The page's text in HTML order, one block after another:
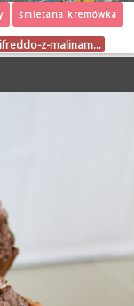
śmietana kremówka
z-malinam…